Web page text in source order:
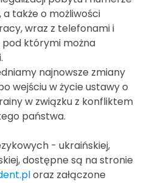
a także o możliwości
wraz z telefonami i
którymi można
najnowsze zmiany
wejściu w życie ustawy o
w związku z konfliktem
państwa.
- ukraińskiej,
dostępne są na stronie
oraz załączone